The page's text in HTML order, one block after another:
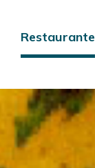
Restaurante